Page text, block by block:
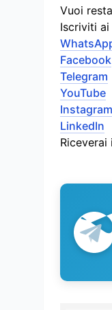
Vuoi
Iscriviti
Facebook
Telegram
YouTube
Instagram
LinkedIn